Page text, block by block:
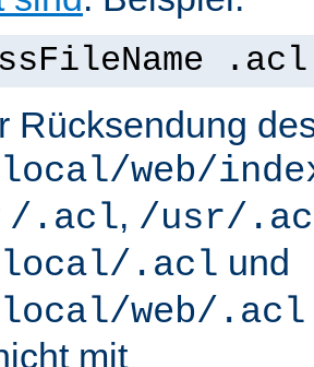
.acl
Rücksendung
web/
/.acl, /usr/
.acl und
web/.acl
mit